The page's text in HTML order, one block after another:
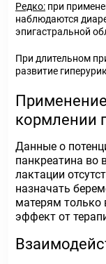
Редко: при
наблюдаются
эпигастральной
При длительном
развитие
кормлении
Данные о
панкреатина во
лактации
назначать
матерям только
эффект от